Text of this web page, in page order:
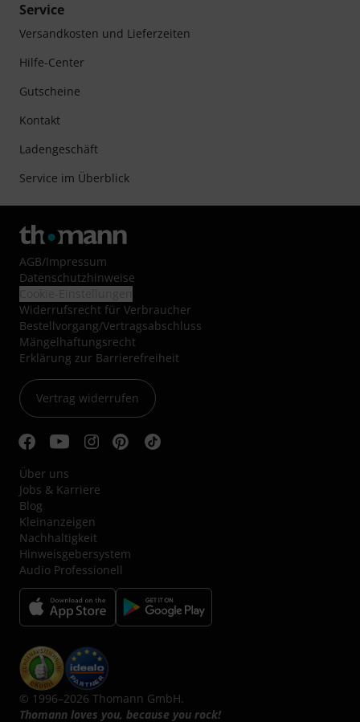
Service
Versandkosten und Lieferzeiten
Hilfe-Center
Gutscheine
Kontakt
Ladengeschäft
Service im Überblick
AGB/Impressum
Datenschutzhinweise
Widerrufsrecht für Verbraucher
Bestellvorgang/Vertragsabschluss
Mängelhaftungsrecht
Erklärung zur Barrierefreiheit
Vertrag widerrufen
Über uns
Jobs & Karriere
Blog
Kleinanzeigen
Nachhaltigkeit
Hinweisgebersystem
Audio Professionell
© 1996–2026 Thomann GmbH.
Thomann loves you, because you rock!